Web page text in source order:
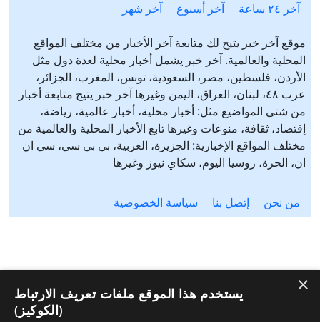
آخر ٢٤ ساعة آخر أسبوع آخر شهر
موقع آخر خبر يتيح لك متابعة آخر الأخبار من مختلف المواقع
المحلية والعالمية. آخر خبر يشمل أخبار محلية لعدة دول مثل
الأردن، فلسطين، مصر، السعودية، تونس، المغرب، الجزائر،
عرب ٤٨، لبنان، العراق، اليمن وغيرها آخر خبر يتيح متابعة أخبار
من شتى المواضيع مثل: أخبار محلية، أخبار عالمية، رياضة،
إقتصاد، ثقافة، منوعات وغيرها تابع الأخبار المحلية والعالمية من
مختلف المواقع الإخبارية: الجزيرة، العربية، بي بي سي، سي ان
ان، الحرة، روسيا اليوم، سكاي نيوز وغيرها
من نحن إتصل بنا سياسة الخصوصية
×
يستخدم هذا الموقع ملفات تعريف الارتباط
(الكوكيز)